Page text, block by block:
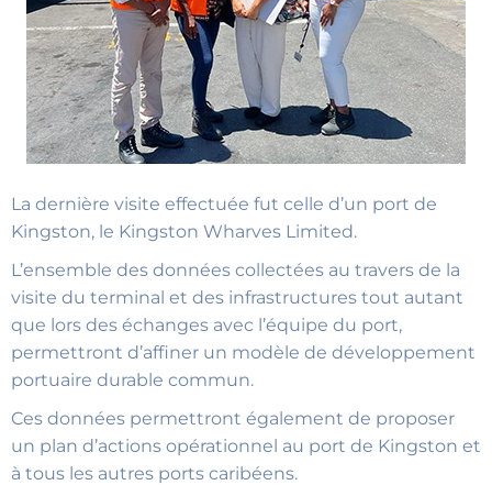
La dernière visite effectuée fut celle d’un port de
Kingston, le Kingston Wharves Limited.
L’ensemble des données collectées au travers de la
visite du terminal et des infrastructures tout autant
que lors des échanges avec l’équipe du port,
permettront d’affiner un modèle de développement
portuaire durable commun.
Ces données permettront également de proposer
un plan d’actions opérationnel au port de Kingston et
à tous les autres ports caribéens.